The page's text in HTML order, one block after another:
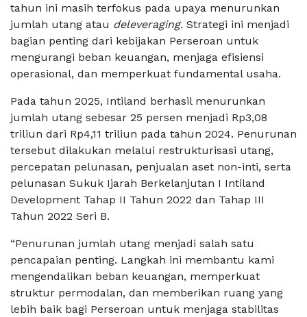
tahun ini masih terfokus pada upaya menurunkan
jumlah utang atau deleveraging. Strategi ini menjadi
bagian penting dari kebijakan Perseroan untuk
mengurangi beban keuangan, menjaga efisiensi
operasional, dan memperkuat fundamental usaha.
Pada tahun 2025, Intiland berhasil menurunkan
jumlah utang sebesar 25 persen menjadi Rp3,08
triliun dari Rp4,11 triliun pada tahun 2024. Penurunan
tersebut dilakukan melalui restrukturisasi utang,
percepatan pelunasan, penjualan aset non-inti, serta
pelunasan Sukuk Ijarah Berkelanjutan I Intiland
Development Tahap II Tahun 2022 dan Tahap III
Tahun 2022 Seri B.
“Penurunan jumlah utang menjadi salah satu
pencapaian penting. Langkah ini membantu kami
mengendalikan beban keuangan, memperkuat
struktur permodalan, dan memberikan ruang yang
lebih baik bagi Perseroan untuk menjaga stabilitas